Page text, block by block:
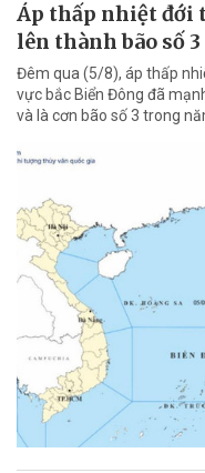
Áp thấp nhiệt đới
lên thành bão số 3
Đêm qua (5/8), áp thấp
vực bắc Biển Đông đã
và là cơn bão số 3 trong